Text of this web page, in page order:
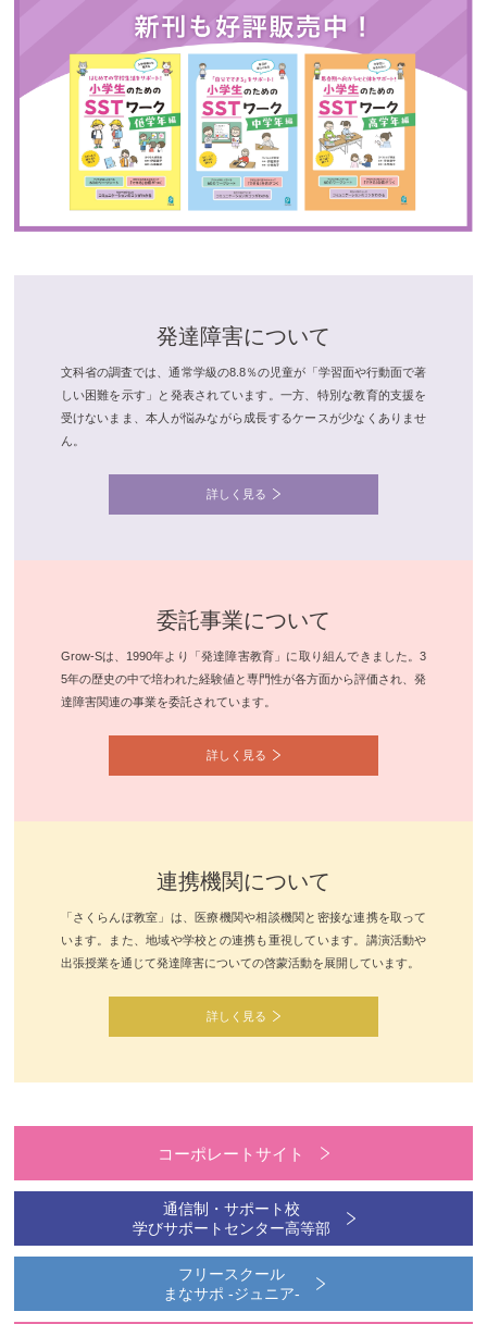
発達障害について
文科省の調査では、通常学級の8.8％の児童が「学習面や行動面で著
しい困難を示す」と発表されています。一方、特別な教育的支援を
受けないまま、本人が悩みながら成長するケースが少なくありませ
ん。
詳しく見る
委託事業について
Grow-Sは、1990年より「発達障害教育」に取り組んできました。3
5年の歴史の中で培われた経験値と専門性が各方面から評価され、発
達障害関連の事業を委託されています。
詳しく見る
連携機関について
「さくらんぼ教室」は、医療機関や相談機関と密接な連携を取って
います。また、地域や学校との連携も重視しています。講演活動や
出張授業を通じて発達障害についての啓蒙活動を展開しています。
詳しく見る
コーポレートサイト
通信制・サポート校
学びサポートセンター高等部
フリースクール
まなサポ -ジュニア-